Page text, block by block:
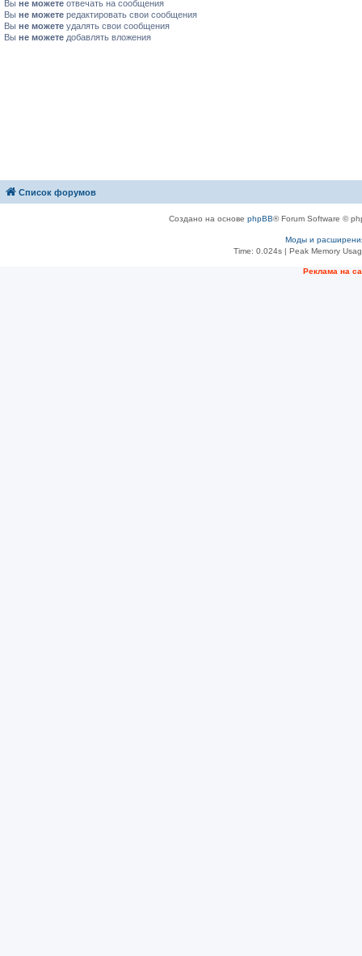
Вы не можете отвечать на сообщения
Вы не можете редактировать свои сообщения
Вы не можете удалять свои сообщения
Вы не можете добавлять вложения
Список форумов
Создано на основе phpBB® Forum Software ©
Моды и
Time: 0.024s| Peak Memory
Рeклама на